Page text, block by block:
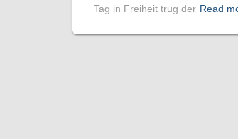
Tag in Freiheit trug der Read